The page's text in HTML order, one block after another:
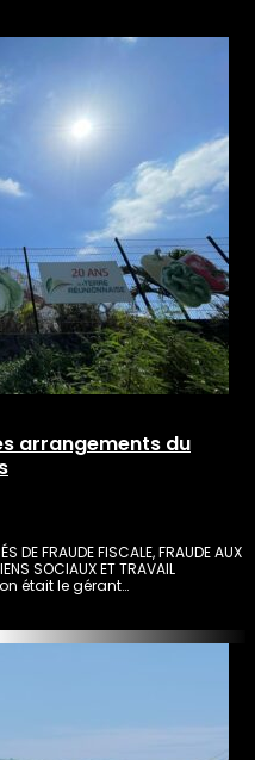
arrangements du
DE FRAUDE FISCALE, FRAUDE AUX
SOCIAUX ET TRAVAIL
était le gérant…